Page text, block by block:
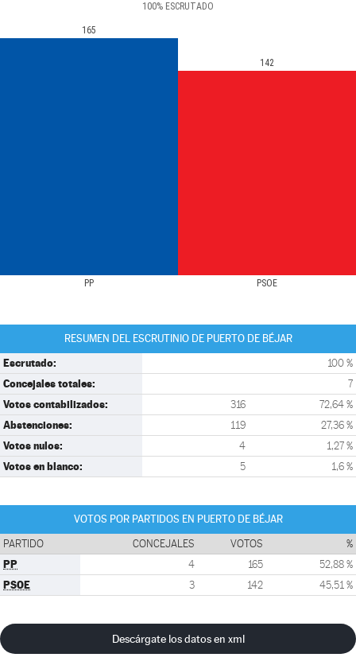
100% ESCRUTADO
PP PSOE
165
142
RESUMEN DEL ESCRUTINIO DE PUERTO DE BÉJAR
Escrutado: 100 %
Concejales totales: 7
Votos contabilizados: 316 72,64 %
Abstenciones: 119 27,36 %
Votos nulos: 4 1,27 %
Votos en blanco: 5 1,6 %
VOTOS POR PARTIDOS EN PUERTO DE BÉJAR
PARTIDO CONCEJALES VOTOS %
PP 4 165 52,88 %
PSOE 3 142 45,51 %
Descárgate los datos en xml